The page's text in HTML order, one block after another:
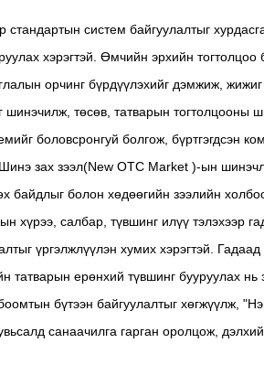
стандартын систем байгуулалтыг
хэрэгтэй. Өмчийн эрхийн
орчинг бүрдүүлэхийг дэмжиж,
төсөв, татварын тогтолцооны
боловсронгуй болгож, бүртгэгдсэн
зах зээл(New OTC Market )-ын
байдлыг болон хөдөөгийн зээлийн
хүрээ, салбар, түвшинг илүү тэлэхээр
үргэлжлүүлэн хумих хэрэгтэй.
татварын ерөнхий түвшинг бууруулах
бүтээн байгуулалтыг хөгжүүлж,
санаачилга гарган оролцож,